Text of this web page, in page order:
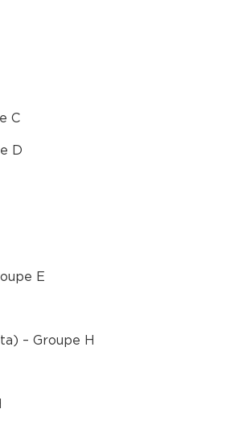
C
D
E
– Groupe H